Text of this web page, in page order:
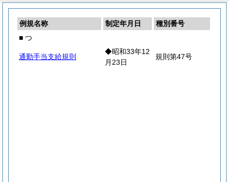
例規名称 制定年月日
種別番号
■ つ
通勤手当支給規則
◆昭和33年12
月23日
規則第47号